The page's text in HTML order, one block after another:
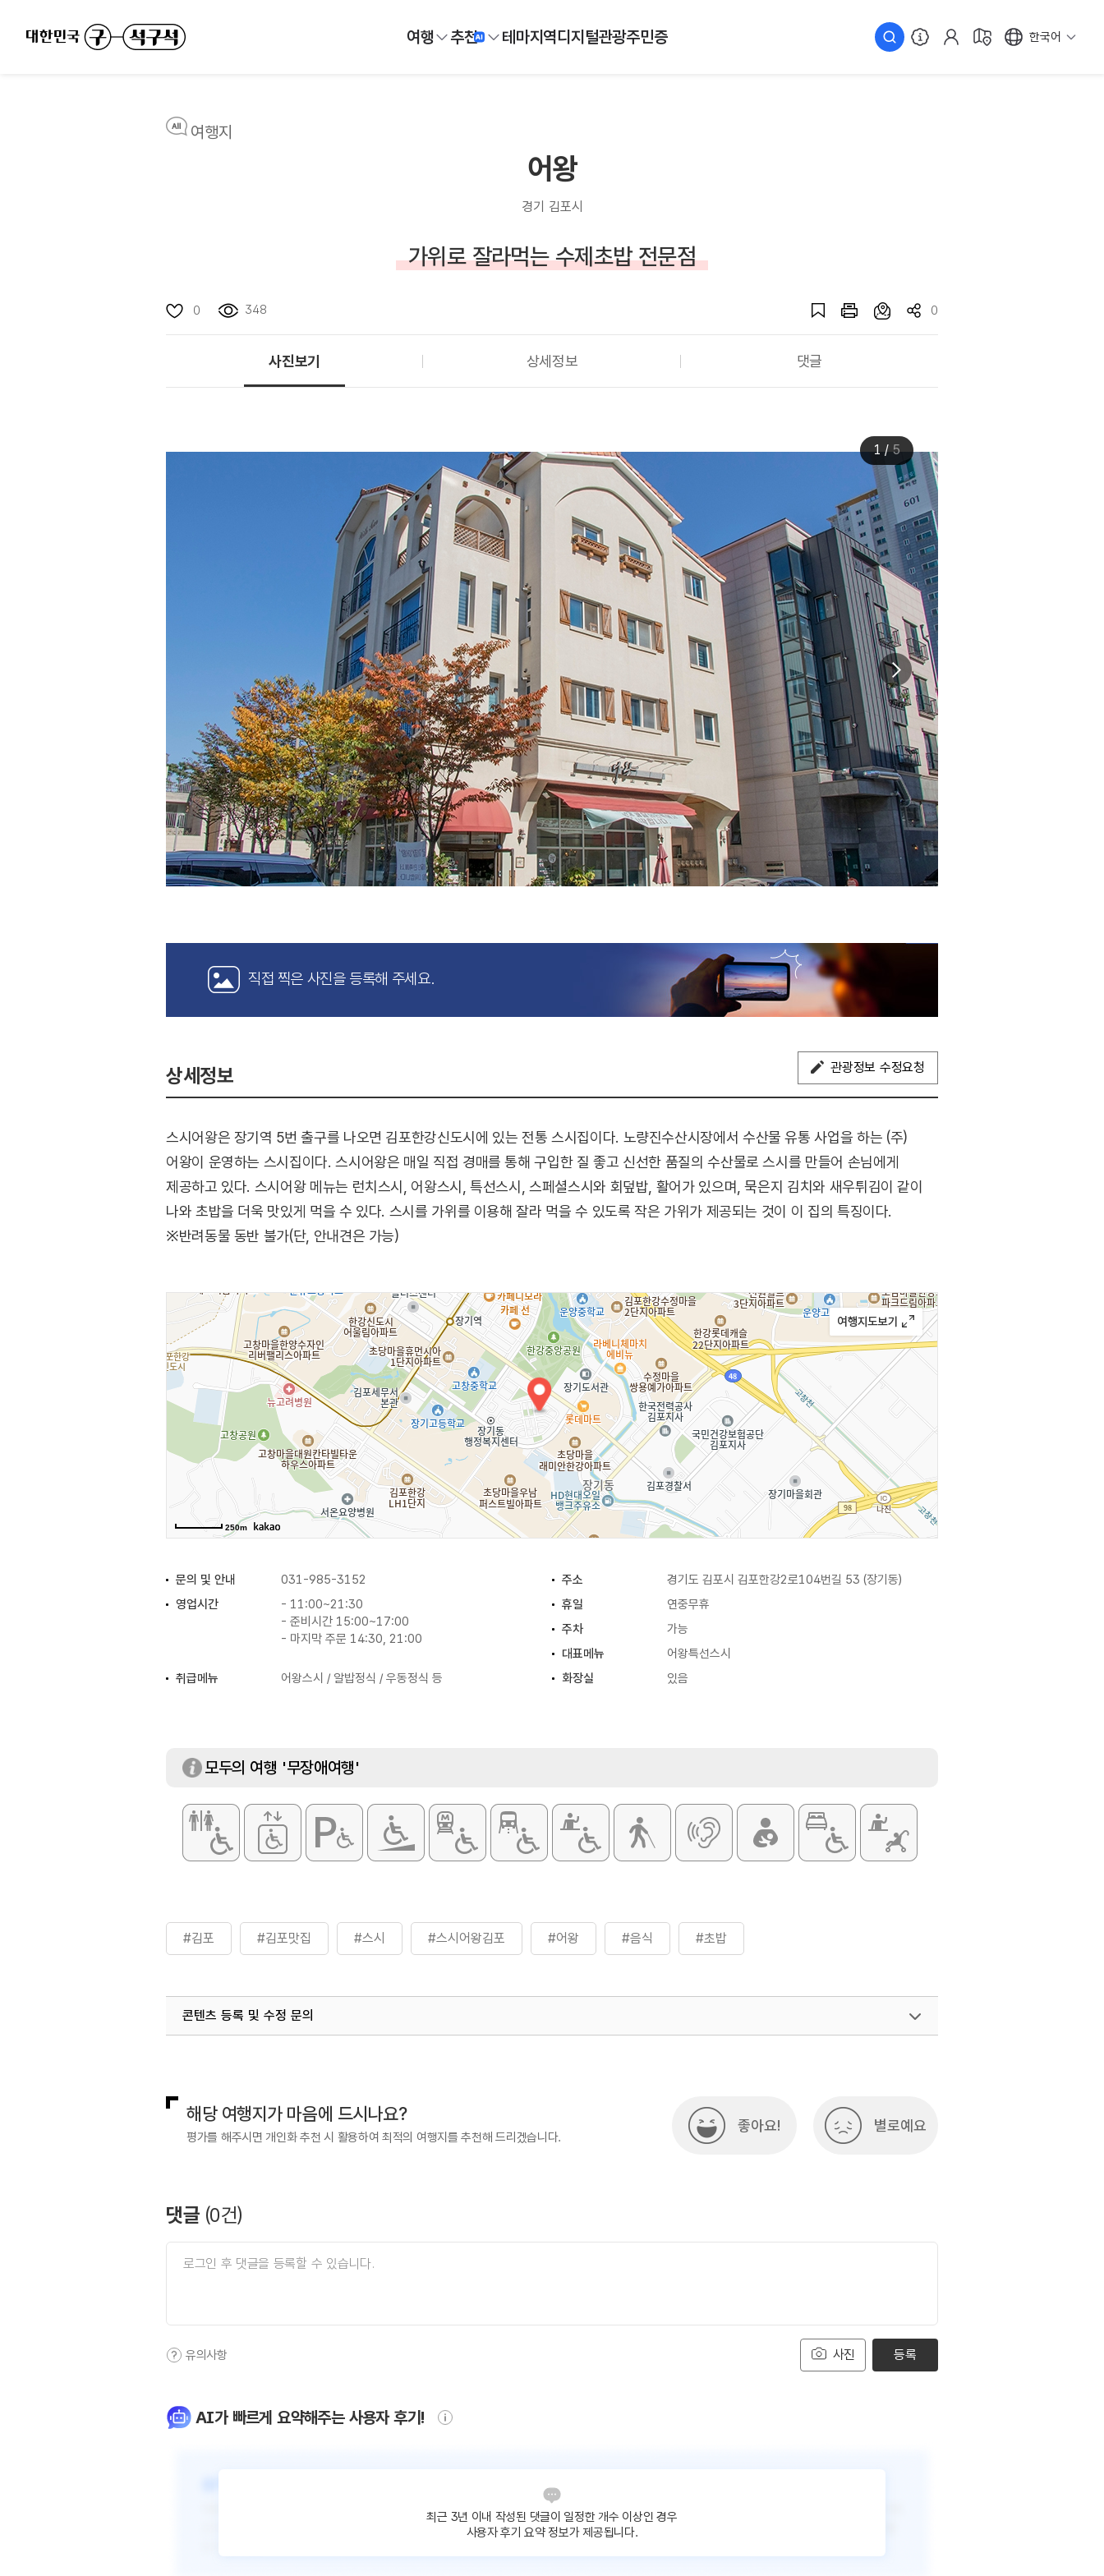
여행 추천 테마지역디지털관광주민증 한국어
여행지
어왕
경기 김포시
가위로 잘라먹는 수제초밥 전문점
0 348 0
사진보기 상세정보 댓글
1/5
직접 찍은 사진을 등록해 주세요.
상세정보 관광정보 수정요청
스시어왕은 장기역 5번 출구를 나오면 김포한강신도시에 있는 전통 스시집이다. 노량진수산시장에서 수산물 유통 사업을 하는 (주)
어왕이 운영하는 스시집이다. 스시어왕은 매일 직접 경매를 통해 구입한 질 좋고 신선한 품질의 수산물로 스시를 만들어 손님에게
제공하고 있다. 스시어왕 메뉴는 런치스시, 어왕스시, 특선스시, 스페셜스시와 회덮밥, 활어가 있으며, 묵은지 김치와 새우튀김이 같이
나와 초밥을 더욱 맛있게 먹을 수 있다. 스시를 가위를 이용해 잘라 먹을 수 있도록 작은 가위가 제공되는 것이 이 집의 특징이다.
※반려동물 동반 불가(단, 안내견은 가능)
250m
문의 및 안내 031-985-3152 주소
경기도 김포시 김포한강2로104번길 53 (장기동)
영업시간
- 11:00~21:30
- 준비시간 15:00~17:00
- 마지막 주문 14:30, 21:00
휴일
연중무휴
주차
가능
대표메뉴
어왕특선스시
취급메뉴
어왕스시 / 알밥정식 / 우동정식 등 화장실 있음
모두의 여행 '무장애여행'
#김포 #김포맛집 #스시 #스시어왕김포 #어왕 #음식 #초밥
콘텐츠 등록 및 수정 문의
해당 여행지가 마음에 드시나요?
평가를 해주시면 개인화 추천 시 활용하여 최적의 여행지를 추천해 드리겠습니다.
좋아요! 별로예요
댓글 (0건)
사진
유의사항 등록
AI가 빠르게 요약해주는 사용자 후기!
최근 3년 이내 작성된 댓글이 일정한 개수 이상인 경우
사용자 후기 요약 정보가 제공됩니다.